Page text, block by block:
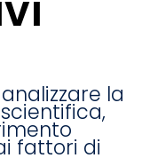
la
fattori di